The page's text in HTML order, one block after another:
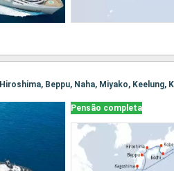
Beppu, Naha, Miyako, Keelung,
Pensão completa